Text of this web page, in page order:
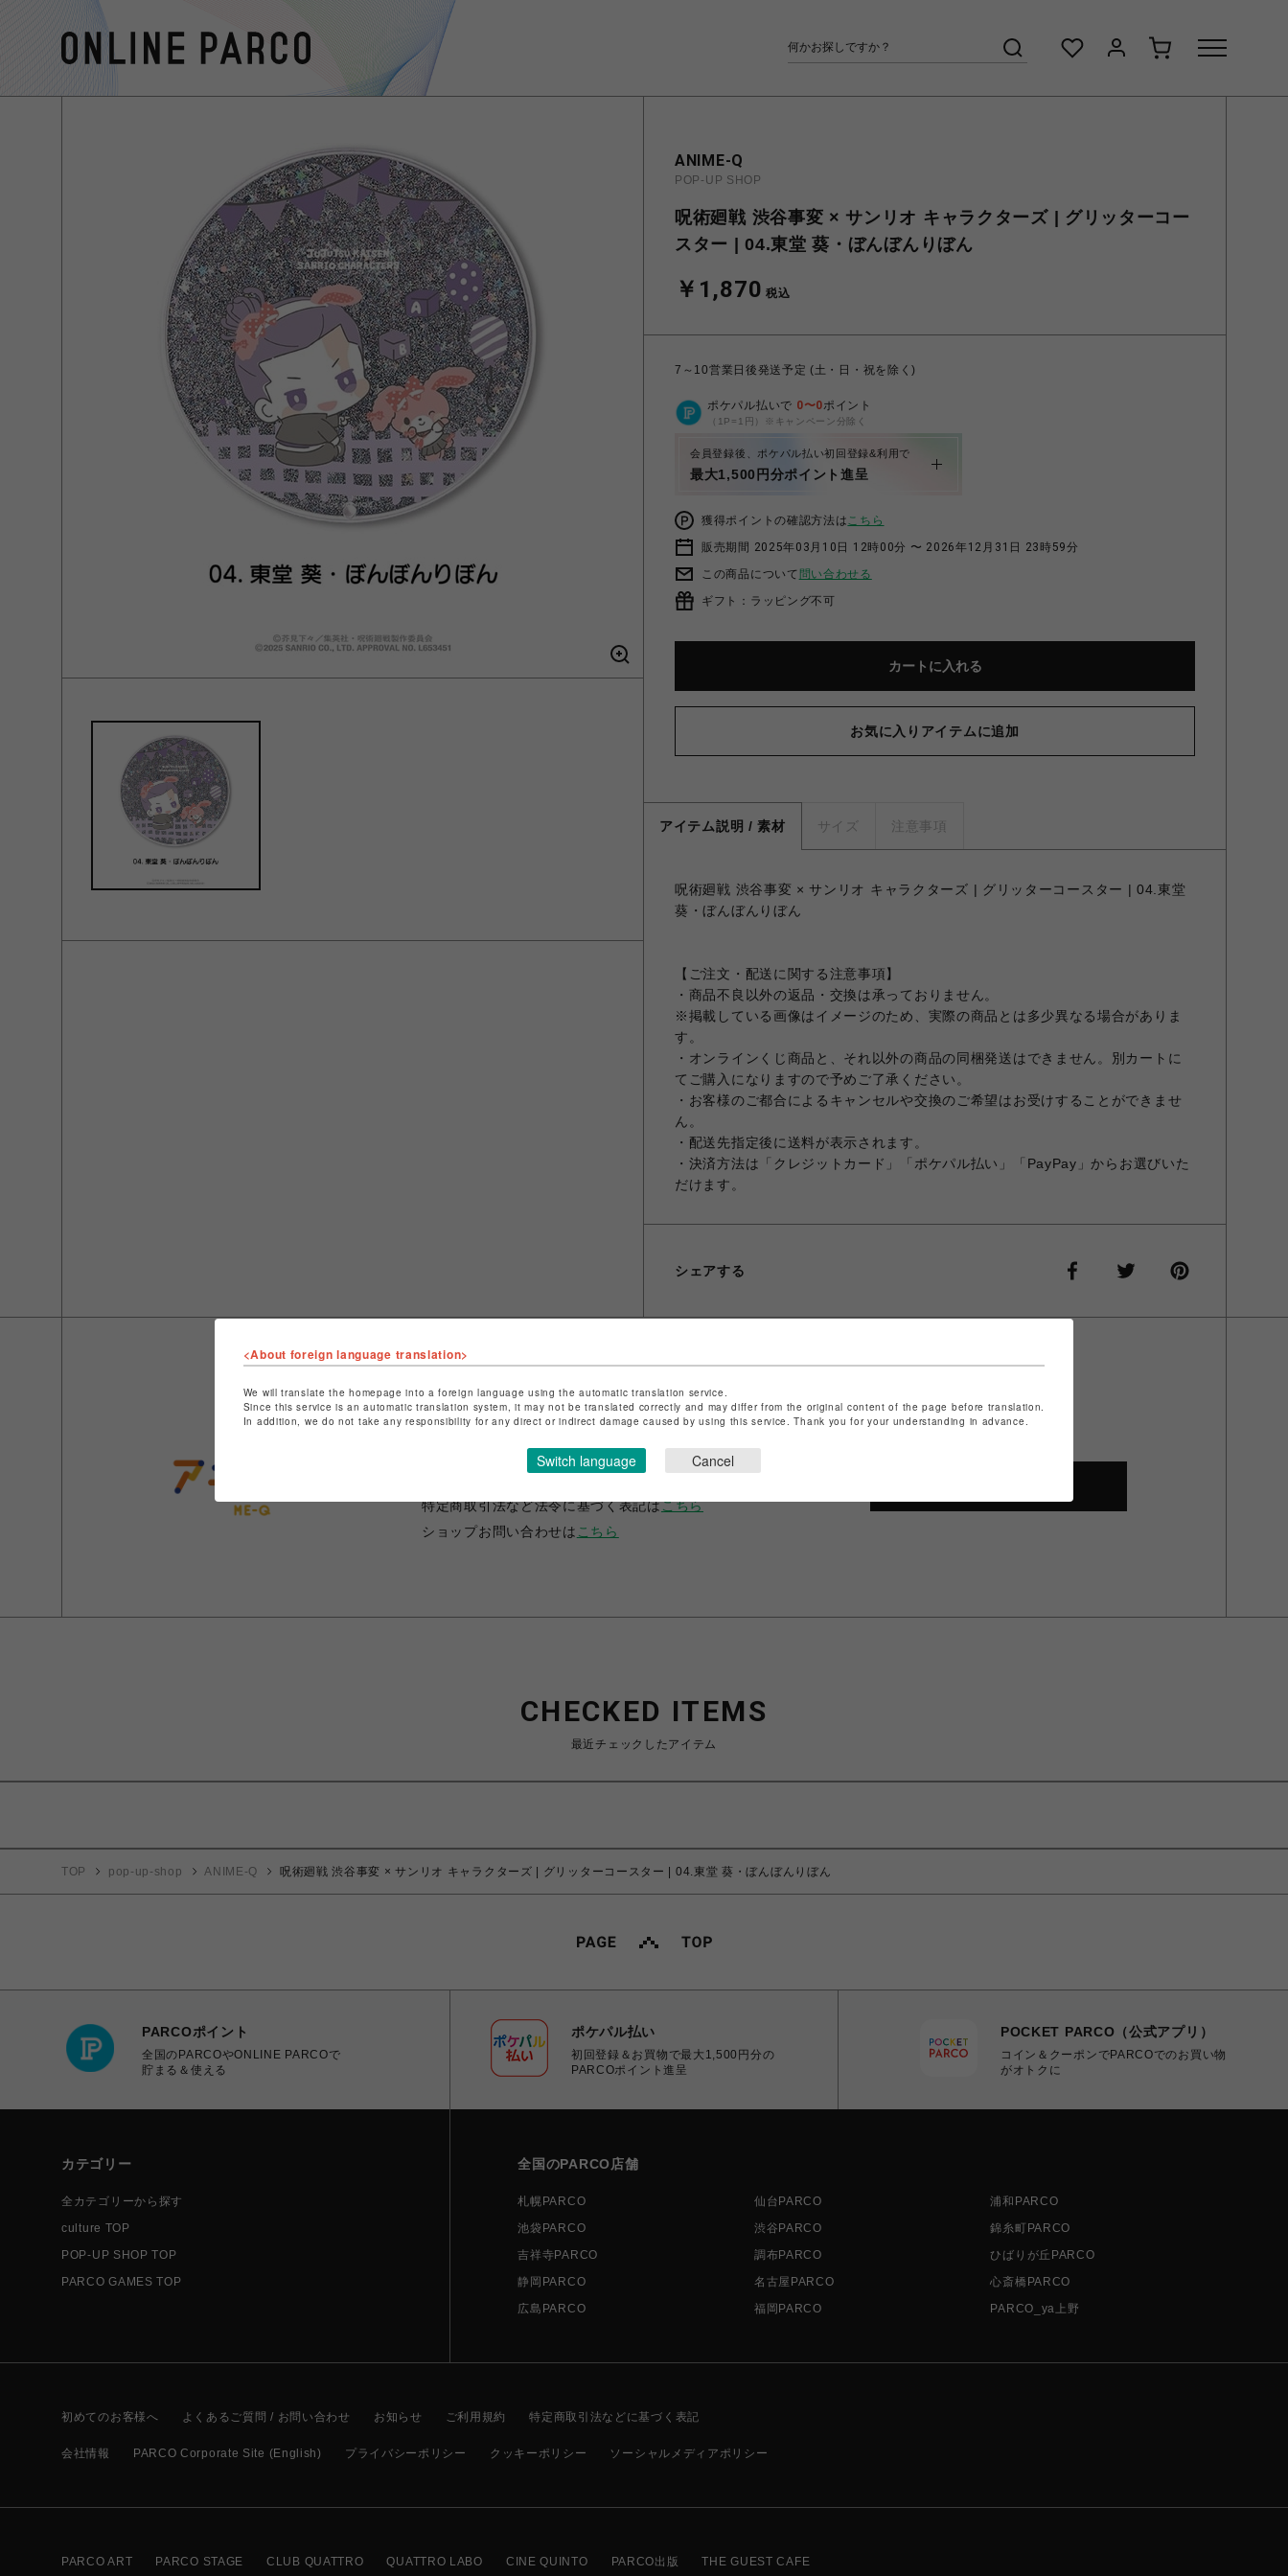
ANIME-Q
POP-UP SHOP
呪術廻戦 渋谷事変 × サンリオ キャラクターズ | グリッターコー
スター | 04.東堂 葵・ぼんぼんりぼん
￥1,870 税込
7～10営業日後発送予定 (土・日・祝を除く)
ポケパル払いで 0〜0ポイント
（1P=1円）※キャンペーン分除く
会員登録後、ポケパル払い初回登録&利用で
最大1,500円分ポイント進呈
獲得ポイントの確認方法はこちら
販売期間 2025年03月10日 12時00分 〜 2026年12月31日 23時59分
この商品について 問い合わせる
ギフト：ラッピング不可
カートに入れる
お気に入りアイテムに追加
アイテム説明 / 素材 サイズ 注意事項
呪術廻戦 渋谷事変 × サンリオ キャラクターズ | グリッターコースター | 04.東堂
葵・ぼんぼんりぼん
【ご注文・配送に関する注意事項】
・商品不良以外の返品・交換は承っておりません。
※掲載している画像はイメージのため、実際の商品とは多少異なる場合がありま
す。
・オンラインくじ商品と、それ以外の商品の同梱発送はできません。別カートに
てご購入になりますので予めご了承ください。
・お客様のご都合によるキャンセルや交換のご希望はお受けすることができませ
ん。
・配送先指定後に送料が表示されます。
・決済方法は「クレジットカード」「ポケパル払い」「PayPay」からお選びいた
だけます。
シェアする
POP-UP SHOP
特定商取引法など法令に基づく表記はこちら
ショップお問い合わせは こちら
CHECKED ITEMS
最近チェックしたアイテム
TOP pop-up-shop ANIME-Q 呪術廻戦 渋谷事変 × サンリオ キャラクターズ | グリッターコースター | 04.東堂 葵・ぼんぼんりぼん
PARCOポイント
全国のPARCOやONLINE PARCOで
貯まる＆使える
ポケパル払い
初回登録＆お買物で最大1,500円分の
PARCOポイント進呈
POCKET PARCO（公式アプリ）
コイン＆クーポンでPARCOでのお買い物
がオトクに
カテゴリー
全カテゴリーから探す
culture TOP
POP-UP SHOP TOP
PARCO GAMES TOP
全国のPARCO店舗
札幌PARCO 仙台PARCO
浦和PARCO
池袋PARCO
渋谷PARCO
錦糸町PARCO
吉祥寺PARCO
調布PARCO
ひばりが丘PARCO
静岡PARCO
名古屋PARCO
心斎橋PARCO
広島PARCO
福岡PARCO PARCO_ya上野
初めてのお客様へ よくあるご質問 / お問い合わせ お知らせ ご利用規約 特定商取引法などに基づく表記
会社情報 PARCO Corporate Site (English) プライバシーポリシー クッキーポリシー ソーシャルメディアポリシー
PARCO ART PARCO STAGE CLUB QUATTRO QUATTRO LABO CINE QUINTO PARCO出版 THE GUEST CAFE
<About foreign language translation>
We will translate the homepage into a foreign language using the automatic translation service.
Since this service is an automatic translation system, it may not be translated correctly and may differ from the original content of the page before translation.
In addition, we do not take any responsibility for any direct or indirect damage caused by using this service. Thank you for your understanding in advance.
Switch language Cancel